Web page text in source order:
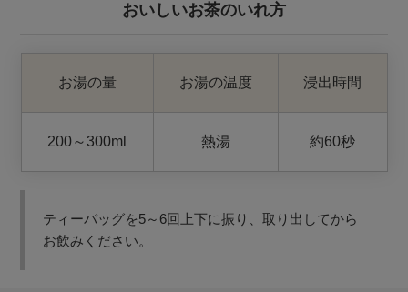
おいしいお茶のいれ方
お湯の量 お湯の温度 浸出時間
200～300ml 熱湯 約60秒
ティーバッグを5～6回上下に振り、取り出してから
お飲みください。